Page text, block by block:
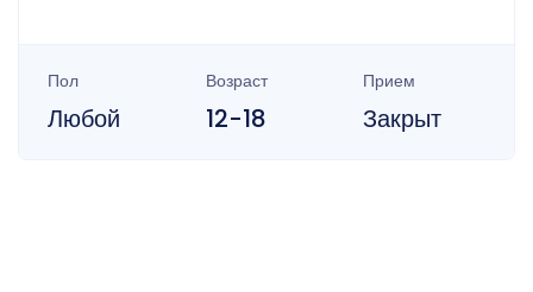
Пол
Любой
Возраст
12-18
Прием
Закрыт